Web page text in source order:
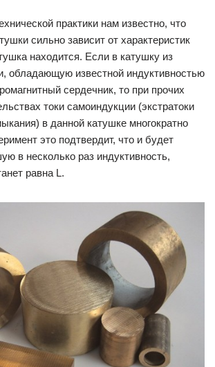
практики нам известно, что
сильно зависит от характеристик
находится. Если в катушку из
обладающую известной индуктивностью
сердечник, то при прочих
токи самоиндукции (экстратоки
в данной катушке многократно
это подтвердит, что и будет
в несколько раз индуктивность,
равна L.